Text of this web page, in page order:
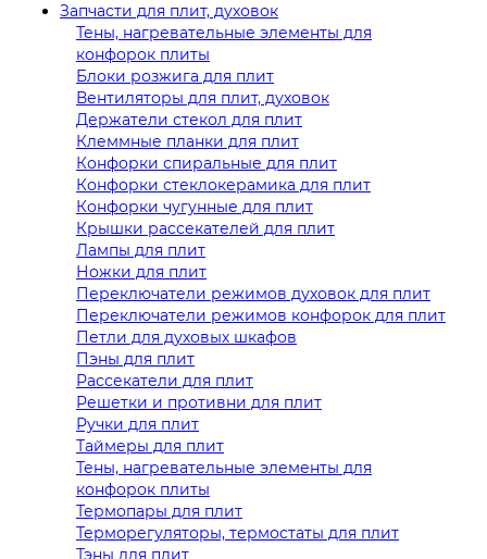
Запчасти для плит, духовок
Тены, нагревательные элементы для
конфорок плиты
Блоки розжига для плит
Вентиляторы для плит, духовок
Держатели стекол для плит
Клеммные планки для плит
Конфорки спиральные для плит
Конфорки стеклокерамика для плит
Конфорки чугунные для плит
Крышки рассекателей для плит
Лампы для плит
Ножки для плит
Переключатели режимов духовок для плит
Переключатели режимов конфорок для плит
Петли для духовых шкафов
Пэны для плит
Рассекатели для плит
Решетки и противни для плит
Ручки для плит
Таймеры для плит
Тены, нагревательные элементы для
конфорок плиты
Термопары для плит
Терморегуляторы, термостаты для плит
Тэны для плит